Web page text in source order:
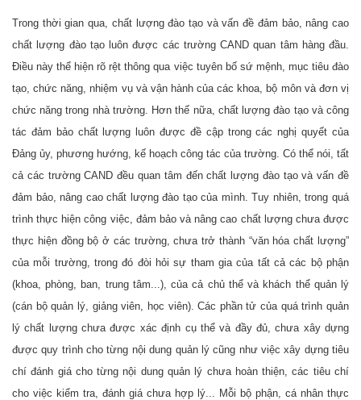
Trong thời gian qua, chất lượng đào tạo và vấn đề đảm bảo, nâng cao
chất lượng đào tạo luôn được các trường CAND quan tâm hàng đầu.
Điều này thể hiện rõ rệt thông qua việc tuyên bố sứ mệnh, mục tiêu đào
tạo, chức năng, nhiệm vụ và vận hành của các khoa, bộ môn và đơn vị
chức năng trong nhà trường. Hơn thế nữa, chất lượng đào tạo và công
tác đảm bảo chất lượng luôn được đề cập trong các nghị quyết của
Đảng ủy, phương hướng, kế hoạch công tác của trường. Có thể nói, tất
cả các trường CAND đều quan tâm đến chất lượng đào tạo và vấn đề
đảm bảo, nâng cao chất lượng đào tạo của mình. Tuy nhiên, trong quá
trình thực hiện công việc, đảm bảo và nâng cao chất lượng chưa được
thực hiện đồng bộ ở các trường, chưa trở thành “văn hóa chất lượng”
của mỗi trường, trong đó đòi hỏi sự tham gia của tất cả các bộ phận
(khoa, phòng, ban, trung tâm...), của cả chủ thể và khách thể quản lý
(cán bộ quản lý, giảng viên, học viên). Các phần tử của quá trình quản
lý chất lượng chưa được xác định cụ thể và đầy đủ, chưa xây dựng
được quy trình cho từng nội dung quản lý cũng như việc xây dựng tiêu
chí đánh giá cho từng nội dung quản lý chưa hoàn thiện, các tiêu chí
cho việc kiểm tra, đánh giá chưa hợp lý... Mỗi bộ phận, cá nhân thực